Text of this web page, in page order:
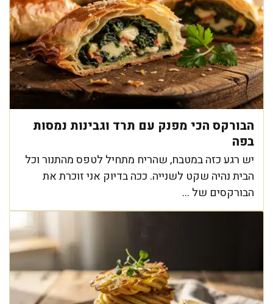
הבורקס הכי מפנק עם תרד וגבינות נמסות
בפה
יש רגע כזה במטבח, שהריח מתחיל לטפס מהתנור וכל
הבית נהיה שקט לשנייה. ככה בדיוק אני זוכרת את
הבורקסים של ...